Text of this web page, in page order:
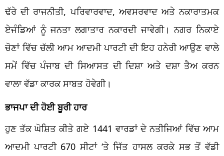
ਢੱਰੇ ਦੀ ਰਾਜਨੀਤੀ, ਪਰਿਵਾਰਵਾਦ, ਅਵਸਰਵਾਦ ਅਤੇ ਨਕਾਰਾਤਮਕ
ਏਜੰਡਿਆਂ ਨੂੰ ਜਨਤਾ ਲਗਾਤਾਰ ਨਕਾਰਦੀ ਜਾਵੇਗੀ। ਨਗਰ ਨਿਕਾਏ
ਚੋਣਾਂ ਵਿੱਚ ਚੱਲੀ ਆਮ ਆਦਮੀ ਪਾਰਟੀ ਦੀ ਇਹ ਹਨੇਰੀ ਆਉਣ ਵਾਲੇ
ਸਮੇਂ ਵਿੱਚ ਪੰਜਾਬ ਦੀ ਸਿਆਸਤ ਦੀ ਦਿਸ਼ਾ ਅਤੇ ਦਸ਼ਾ ਤੈਅ ਕਰਨ
ਵਾਲਾ ਵੱਡਾ ਕਾਰਕ ਸਾਬਤ ਹੋਵੇਗੀ।
ਭਾਜਪਾ ਦੀ ਹੋਈ ਬੂਰੀ ਹਾਰ
ਹੁਣ ਤੱਕ ਘੋਸ਼ਿਤ ਕੀਤੇ ਗਏ 1441 ਵਾਰਡਾਂ ਦੇ ਨਤੀਜਿਆਂ ਵਿੱਚ ਆਮ
ਆਦਮੀ ਪਾਰਟੀ 670 ਸੀਟਾਂ ‘ਤੇ ਜਿੱਤ ਹਾਸਲ ਕਰਕੇ ਸਭ ਤੋਂ ਵੱਡੀ